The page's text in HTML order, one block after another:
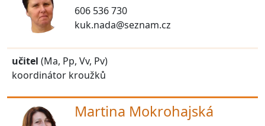
606 536 730
kuk.nada@seznam.cz
učitel (Ma, Pp, Vv, Pv)
koordinátor kroužků
Martina Mokrohajská